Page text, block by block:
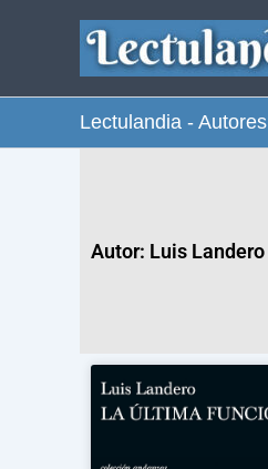
contenido
Lectulandia - Autores
Autor: Luis Landero